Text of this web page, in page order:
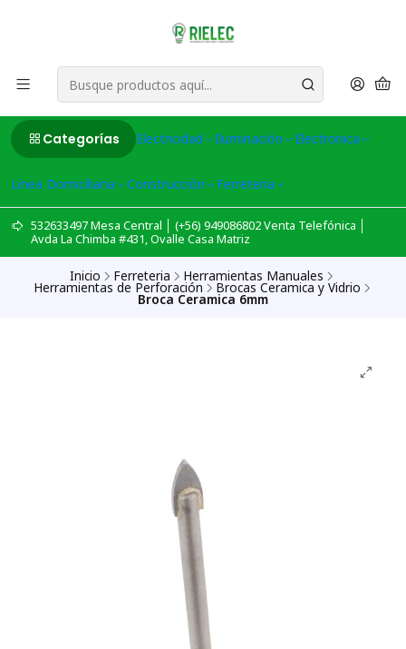
Categorías Electricidad Iluminación Electronica
Linea Domiciliaria Construcción Ferreteria
532633497 Mesa Central │ (+56) 949086802 Venta Telefónica │
Avda La Chimba #431, Ovalle Casa Matriz
Inicio Ferreteria Herramientas Manuales
Herramientas de Perforación Brocas Ceramica y Vidrio
Broca Ceramica 6mm